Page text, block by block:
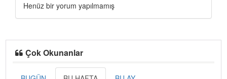
Henüz bir yorum yapılmamış
Çok Okunanlar